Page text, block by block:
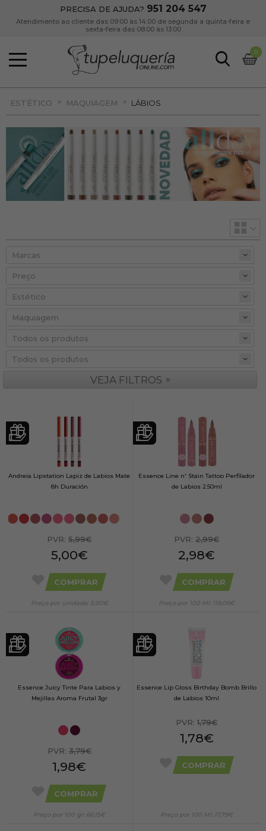
PRECISA DE AJUDA? 951 204 547
Atendimento ao cliente das 09:00 às 14:00 de segunda a quinta-feira e
sexta-feira das 08:00 às 13:00
0
ESTÉTICO » MAQUIAGEM » LÁBIOS
Preço
VEJA FILTROS »
Andreia Lipstation Lapiz de Labios Mate
8h Duración
PVR: 5,99€
5,00€
COMPRAR
Preço por unidade: 5,00€
Essence Line n' Stain Tattoo Perfilador
de Labios 2.50ml
PVR: 2,99€
2,98€
COMPRAR
Preço por 100 Ml: 119,06€
Essence Juicy Tinte Para Labios y
Mejillas Aroma Frutal 3gr
PVR:3,79€
1,98€
COMPRAR
Preço por 100 gr: 66,15€
Essence Lip Gloss Birthday Bomb Brillo
de Labios 10ml
PVR: 1,79€
1,78€
COMPRAR
Preço por 100 Ml: 17,79€